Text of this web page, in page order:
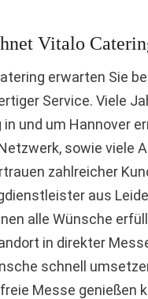
Vitalo
erwarten Sie
Service. Viele
in und um Hannover
sowie viele
zahlreicher
aus
alle Wünsche
in direkter
schnell
Messe genießen